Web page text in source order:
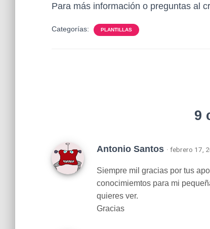
Para más información o preguntas al
Categorías: PLANTILLAS
9
Antonio Santos · febrero 17,
Siempre mil gracias por tus
conocimiemtos para mi
quieres ver.
Gracias